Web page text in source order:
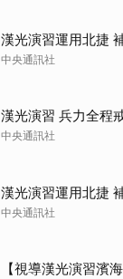
漢光演習運用北捷
中央通訊社
漢光演習 兵力全程
中央通訊社
漢光演習運用北捷
中央通訊社
【視導漢光演習濱